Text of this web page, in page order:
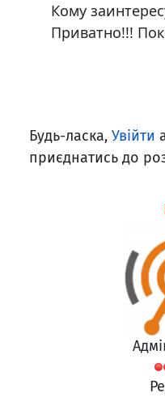
Кому
Приватно!!!
Будь-ласка, Увійти
приєднатись до